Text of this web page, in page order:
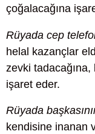
çoğalacağına
Rüyada cep
helal kazançlar
zevki
işaret eder.
Rüyada
kendisine inanan